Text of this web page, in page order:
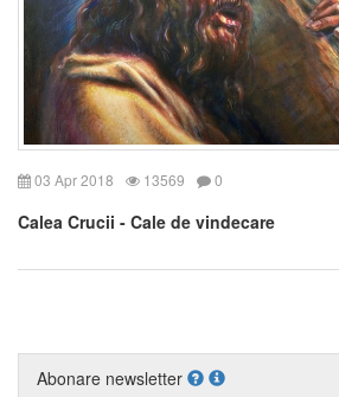
03 Apr 2018 13569 0
Calea Crucii - Cale de vindecare
Abonare newsletter